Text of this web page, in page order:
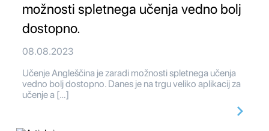
možnosti spletnega učenja vedno bolj
dostopno.
08.08.2023
Učenje Angleščina je zaradi možnosti spletnega učenja
vedno bolj dostopno. Danes je na trgu veliko aplikacij za
učenje a […]